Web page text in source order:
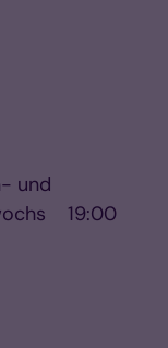
und
19:00